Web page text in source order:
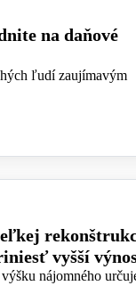
na daňové
ľudí zaujímavým
vyšší
nájomného